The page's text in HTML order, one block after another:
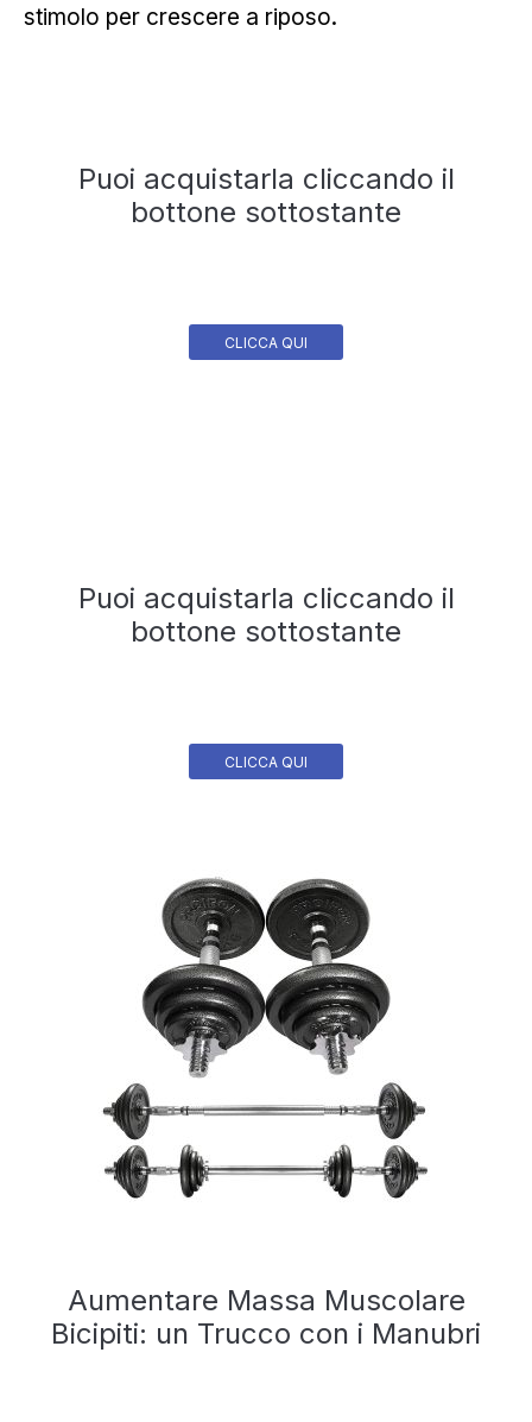
stimolo per crescere a riposo.
Puoi acquistarla cliccando il
bottone sottostante
CLICCA QUI
Puoi acquistarla cliccando il
bottone sottostante
CLICCA QUI
Aumentare Massa Muscolare
Bicipiti: un Trucco con i Manubri